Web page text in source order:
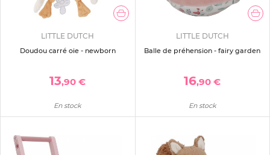
LITTLE DUTCH
Doudou carré oie - newborn
13,90 €
En stock
LITTLE DUTCH
Balle de préhension - fairy garden
16,90 €
En stock